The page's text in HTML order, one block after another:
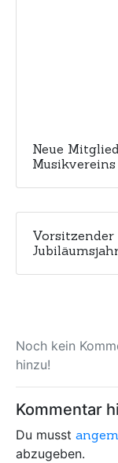
Neue
Noch kein
hinzu!
Kommentar
Du musst
abzugeben.